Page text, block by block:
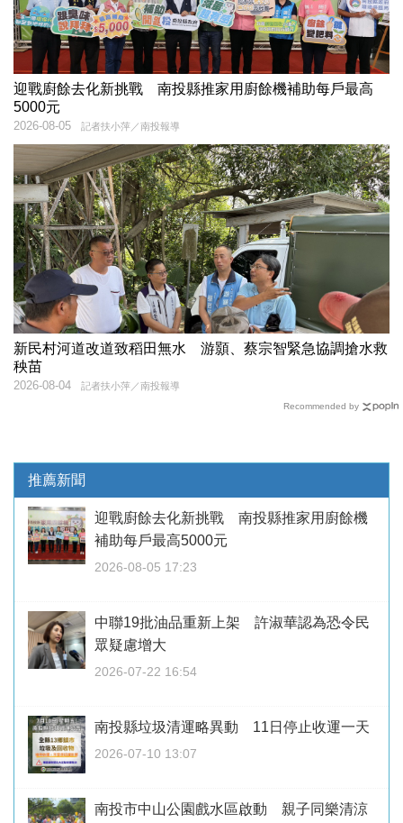
迎戰廚餘去化新挑戰 南投縣推家用廚餘機補助每戶最高
5000元
記者扶小萍／南投報導
2026-08-05
新民村河道改道致稻田無水 游顥、蔡宗智緊急協調搶水救
秧苗
記者扶小萍／南投報導
2026-08-04
Recommended by
推薦新聞
迎戰廚餘去化新挑戰 南投縣推家用廚餘機
補助每戶最高5000元
2026-08-05 17:23
中聯19批油品重新上架 許淑華認為恐令民
眾疑慮增大
2026-07-22 16:54
南投縣垃圾清運略異動 11日停止收運一天
2026-07-10 13:07
南投市中山公園戲水區啟動 親子同樂清涼